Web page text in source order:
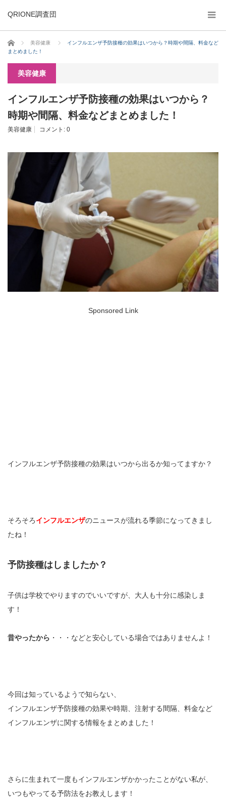
QRIONE調査団
ホーム 美容健康
インフルエンザ予防接種の効果はいつから？時期や間隔、料金など
まとめました！
美容健康
インフルエンザ予防接種の効果はいつから？
時期や間隔、料金などまとめました！
美容健康 コメント: 0
Sponsored Link
インフルエンザ予防接種の効果はいつから出るか知ってますか？
そろそろインフルエンザのニュースが流れる季節になってきまし
たね！
予防接種はしましたか？
子供は学校でやりますのでいいですが、大人も十分に感染しま
す！
昔やったから ・・・などと安心している場合ではありませんよ！
今回は知っているようで知らない、
インフルエンザ予防接種の効果や時期、注射する間隔、料金など
インフルエンザに関する情報をまとめました！
さらに生まれて一度もインフルエンザかかったことがない私が、
いつもやってる予防法をお教えします！